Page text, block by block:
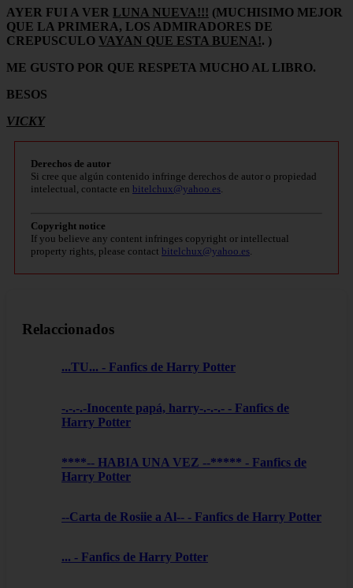
AYER FUI A VER LUNA NUEVA!!! (MUCHISIMO MEJOR
QUE LA PRIMERA, LOS ADMIRADORES DE
CREPUSCULO VAYAN QUE ESTA BUENA!. )
ME GUSTO POR QUE RESPETA MUCHO AL LIBRO.
BESOS
VICKY
Derechos de autor
Si cree que algún contenido infringe derechos de autor o propiedad
intelectual, contacte en bitelchux@yahoo.es
Copyright notice
If you believe any content infringes copyright or intellectual
property rights, please contact bitelchux@yahoo.es
Relaccionados
...TU... - Fanfics de Harry Potter
-.-.-.-Inocente papá, harry-.-.-.- - Fanfics de
Harry Potter
****-- HABIA UNA VEZ --***** - Fanfics de
Harry Potter
--Carta de Rosiie a Al-- - Fanfics de Harry Potter
... - Fanfics de Harry Potter